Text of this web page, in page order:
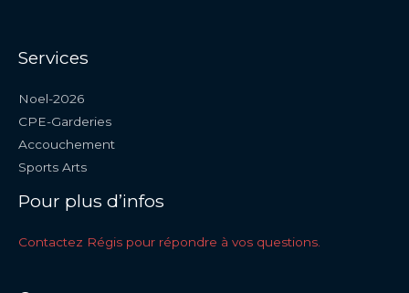
Services
Noel-2026
CPE-Garderies
Accouchement
Sports Arts
Pour plus d’infos
Contactez Régis pour répondre à vos questions.